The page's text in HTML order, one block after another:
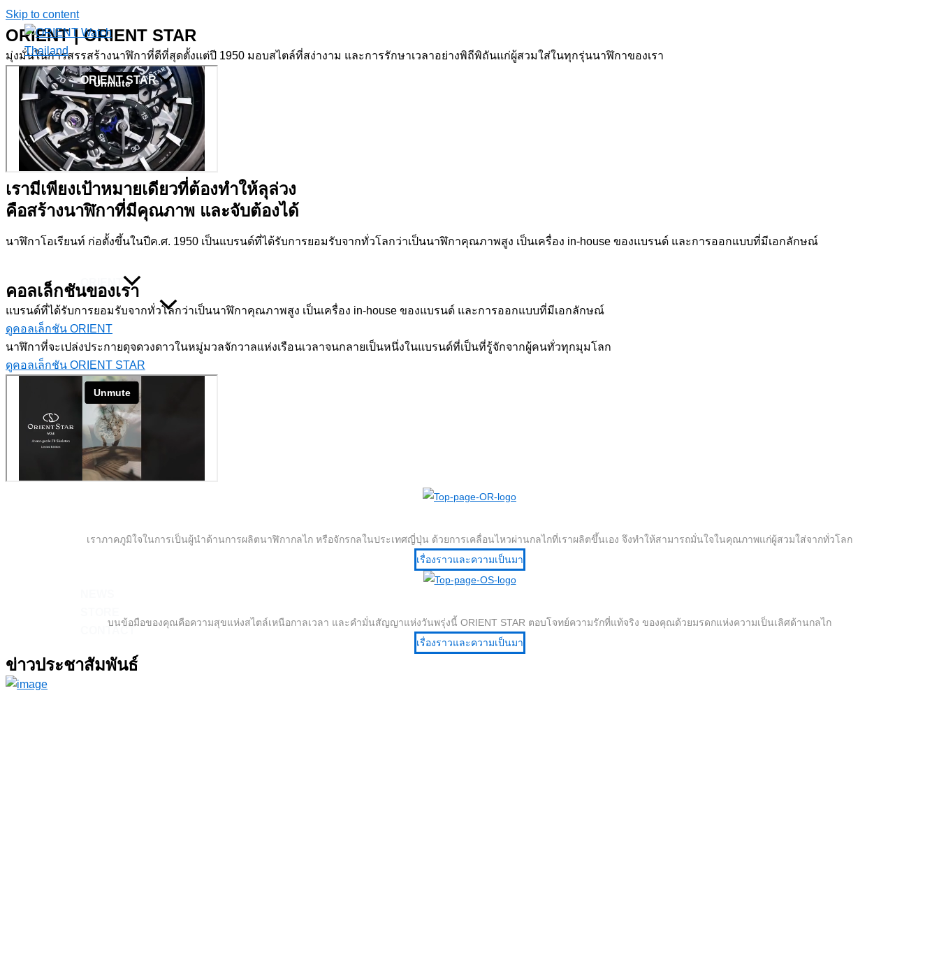
Skip to content
ORIENT STAR
ORIENT | ORIENT STAR
มุ่งมั่นในการสรรสร้างนาฬิกาที่ดีที่สุดตั้งแต่ปี 1950 มอบสไตล์ที่สง่างาม และการรักษาเวลาอย่างพิถีพิถันแก่ผู้สวมใส่ในทุกรุ่นนาฬิกาของเรา
เรามีเพียงเป้าหมายเดียวที่ต้องทำให้ลุล่วง
คือสร้างนาฬิกาที่มีคุณภาพ และจับต้องได้
นาฬิกาโอเรียนท์ ก่อตั้งขึ้นในปีค.ศ. 1950 เป็นแบรนด์ที่ได้รับการยอมรับจากทั่วโลกว่าเป็นนาฬิกาคุณภาพสูง เป็นเครื่อง in-house ของแบรนด์ และการออกแบบที่มีเอกลักษณ์
คอลเล็กชันของเรา
แบรนด์ที่ได้รับการยอมรับจากทั่วโลกว่าเป็นนาฬิกาคุณภาพสูง เป็นเครื่อง in-house ของแบรนด์ และการออกแบบที่มีเอกลักษณ์
ดูคอลเล็กชัน ORIENT
นาฬิกาที่จะเปล่งประกายดุจดวงดาวในหมู่มวลจักวาลแห่งเรือนเวลาจนกลายเป็นหนึ่งในแบรนด์ที่เป็นที่รู้จักจากผู้คนทั่วทุกมุมโลก
ดูคอลเล็กชัน ORIENT STAR
เราภาคภูมิใจในการเป็นผู้นำด้านการผลิตนาฬิกากลไก หรือจักรกลในประเทศญี่ปุ่น ด้วยการเคลื่อนไหวผ่านกลไกที่เราผลิตขึ้นเอง จึงทำให้สามารถมั่นใจในคุณภาพแก่ผู้สวมใส่จากทั่วโลก
เรื่องราวและความเป็นมา
บนข้อมือของคุณคือความสุขแห่งสไตล์เหนือกาลเวลา และคำมั่นสัญญาแห่งวันพรุ่งนี้ ORIENT STAR ตอบโจทย์ความรักที่แท้จริง ของคุณด้วยมรดกแห่งความเป็นเลิศด้านกลไก
เรื่องราวและความเป็นมา
ข่าวประชาสัมพันธ์